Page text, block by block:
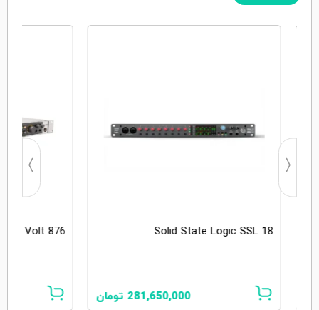
Solid State Logic SSL 18
281,650,000 تومان
Volt 876